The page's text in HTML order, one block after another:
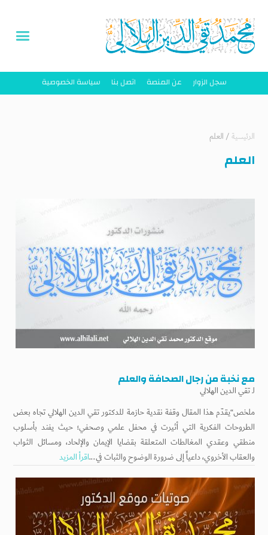
سجل الزوار عن المنصة اتصل بنا سياسة الخصوصية
الرئيسية/ العلم
العلم
مع نخبة من رجال الصحافة والعلم
لـتقي الدين الهلالي
ملخص“يقدّم هذا المقال وقفة نقدية حازمة للدكتور تقي الدين الهلالي تجاه بعض
الطروحات الفكرية التي أثيرت في محفل علمي وصحفي؛ حيث يفند بأسلوب
منطقي وعقدي المغالطات المتعلقة بقضايا الإيمان والإلحاد، ومسائل الثواب
والعقاب الأخروي، داعياً إلى ضرورة الوضوح والثبات في...اقرأ المزيد